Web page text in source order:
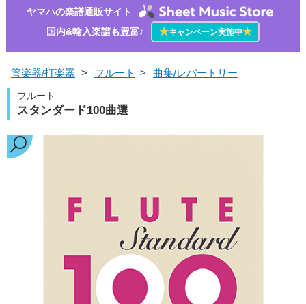
ヤマハの楽譜通販サイト
国内&輸入楽譜も豊富♪
★キャンペーン実施中★
管楽器/打楽器 > フルート > 曲集/レパートリー
フルート
スタンダード100曲選